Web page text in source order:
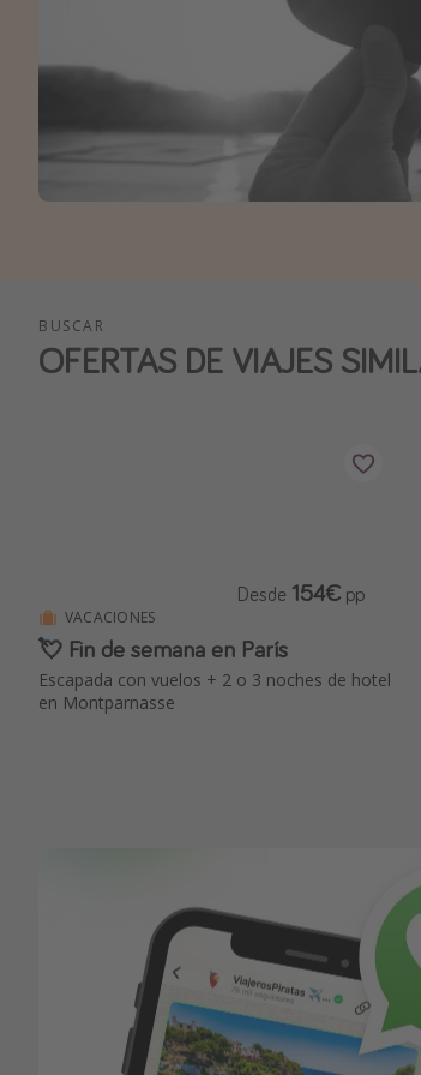
BUSCAR
OFERTAS DE VIAJES
VACACIONES
💘 Fin de semana en París
Escapada con vuelos + 2 o 3 noches de hotel
en Montparnasse
Desde 154€ pp